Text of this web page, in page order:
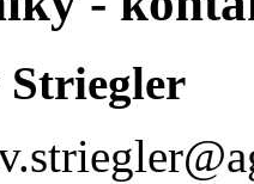
Striegler